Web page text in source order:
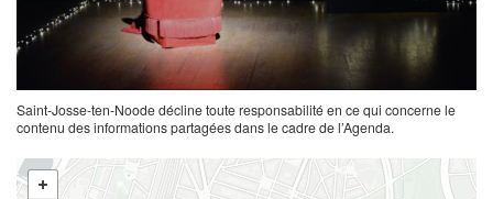
Saint-Josse-ten-Noode décline toute responsabilité en ce qui concerne le
contenu des informations partagées dans le cadre de l’Agenda.